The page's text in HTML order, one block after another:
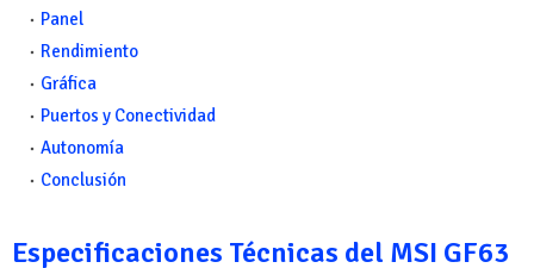
Panel
Rendimiento
Gráfica
Puertos y Conectividad
Autonomía
Conclusión
Especificaciones Técnicas del MSI GF63